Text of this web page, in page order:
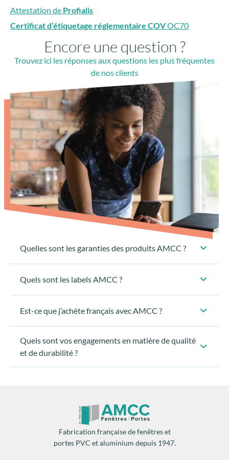
Attestation de Profialis
Certificat d’étiquetage réglementaire COVOC70
Encore une question ?
Trouvez ici les réponses aux questions les plus fréquentes
de nos clients
Quelles sont les garanties des produits AMCC ?
La garantie légale décennale :
La garantie AMCC :
Quels sont les labels AMCC ?
Est-ce que j’achète français avec AMCC ?
AMCC est un fabricant français
imaginées et fabriquées en France
Quels sont vos engagements en matière de qualité
et de durabilité ?
Matériaux haut de gamme
Fabrication française de fenêtres et
portes PVC et aluminium depuis 1947.